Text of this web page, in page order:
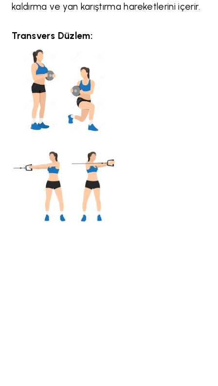
kaldırma ve yan karıştırma hareketlerini içerir.
Transvers Düzlem: